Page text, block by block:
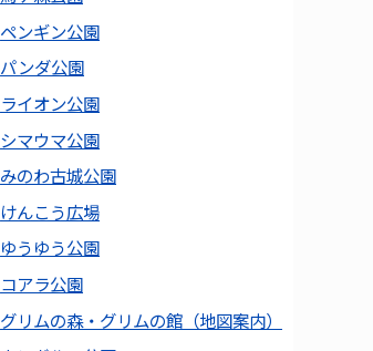
ペンギン公園
パンダ公園
ライオン公園
シマウマ公園
みのわ古城公園
けんこう広場
ゆうゆう公園
コアラ公園
グリムの森・グリムの館（地図案内）